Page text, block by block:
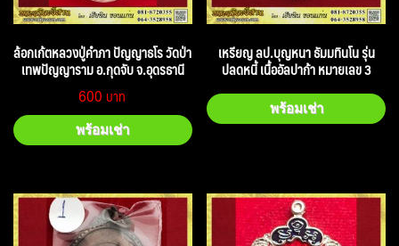
ล้อกเก้ตหลวงปู่คำภา ปัญญาธโร วัดป่า
เทพปัญญาราม อ.กุดจับ จ.อุดรธานี
600
พร้อมเช่า
เหรียญ ลป.บุญหนา ธัมมทินโน รุ่น
ปลดหนี้ เนื้ออัลปาก้า หมายเลข 3
พร้อมเช่า